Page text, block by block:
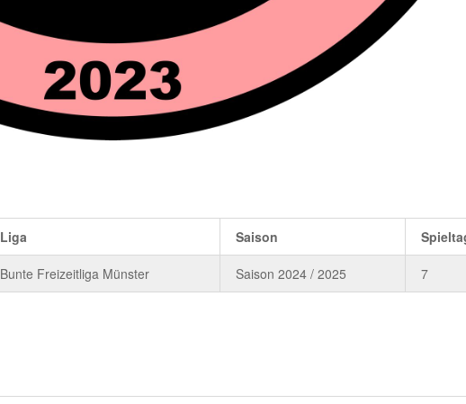
Liga Saison
Bunte Freizeitliga Münster Saison 2024 / 2025 7